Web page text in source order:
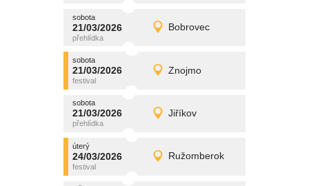
sobota
21/03/2026 Bobrovec
sobota
21/03/2026 Detail
promítání
sobota
21/03/2026 Znojmo
sobota
21/03/2026 Detail
promítání
sobota
21/03/2026 Jiříkov
sobota
21/03/2026 Detail
promítání
úterý
24/03/2026 Ružomberok
úterý
24/03/2026 Detail
promítání